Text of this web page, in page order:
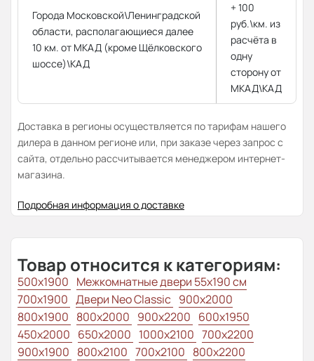
Города Московской\Ленинградской
области, располагающиеся далее
10 км. от МКАД (кроме Щёлковского
шоссе)\КАД
+ 100
руб.\км. из
расчёта в
одну
сторону от
МКАД\КАД
Доставка в регионы осуществляется по тарифам нашего
дилера в данном регионе или, при заказе через запрос с
сайта, отдельно рассчитывается менеджером интернет-
магазина.
Подробная информация о доставке
Товар относится к категориям:
500x1900 Межкомнатные двери 55х190 см
700x1900 Двери Neo Classic 900x2000
800х1900 800x2000 900x2200 600x1950
450x2000 650x2000 1000x2100 700x2200
900x1900 800x2100 700x2100 800x2200